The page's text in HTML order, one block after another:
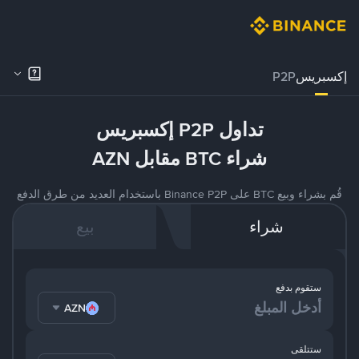
إكسبريسP2P
تداول P2P إكسبريس
شراء BTC مقابل AZN
قُم بشراء وبيع BTC على Binance P2P باستخدام العديد من طرق الدفع
شراء بيع
ستقوم بدفع
AZN
ستتلقى